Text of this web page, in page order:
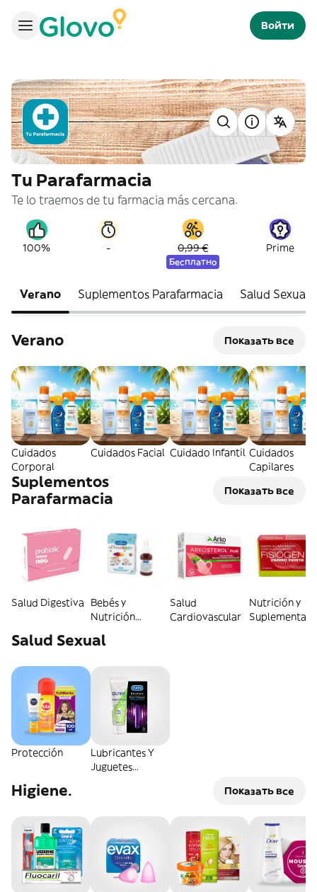
Войти
Tu Parafarmacia
Te lo traemos de tu farmacia más cercana.
100% - 0,99 €
Бесплатно
Prime
Verano Suplementos Parafarmacia Salud Sexual
Verano Показать все
Cuidados
Corporal
Cuidados Facial Cuidado Infantil Cuidados
Capilares
Suplementos
Parafarmacia
Показать все
Salud Digestiva
Bebés y
Nutrición
Salud
Cardiovascular
Nutrición y
Salud Sexual
Protección
Lubricantes Y
Juguetes
Higiene. Показать все